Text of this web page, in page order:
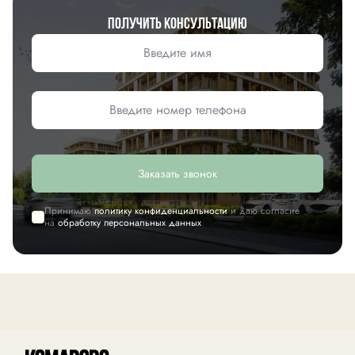
Получить консультацию
Заказать звонок
Принимаюполитику конфиденциальностии даю согласие
наобработку персональных данных